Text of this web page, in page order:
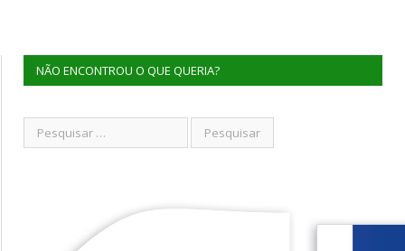
NÃO ENCONTROU O QUE QUERIA?